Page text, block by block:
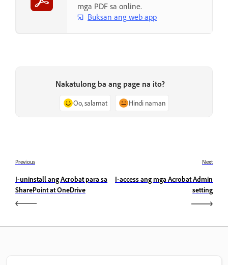
mga PDF sa online.
Buksan ang web app
Nakatulong ba ang page na ito?
Oo, salamat Hindi naman
Previous
I-uninstall ang Acrobat para sa
SharePoint at OneDrive
Next
I-access ang mga Acrobat Admin
setting